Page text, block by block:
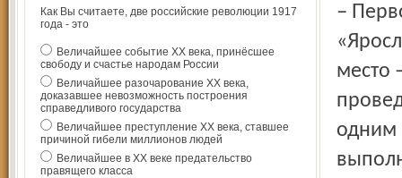
Как Вы считаете, две российские революции 1917
года - это
Величайшее событие ХХ века, принёсшее
свободу и счастье народам России
Величайшее разочарование ХХ века,
доказавшее невозможность построения
справедливого государства
Величайшее преступление ХХ века, ставшее
причиной гибели миллионов людей
Величайшее в ХХ веке предательство
правящего класса
– Первое место заняло ЗАО «Хром», два вторых – ОАО
место
одним